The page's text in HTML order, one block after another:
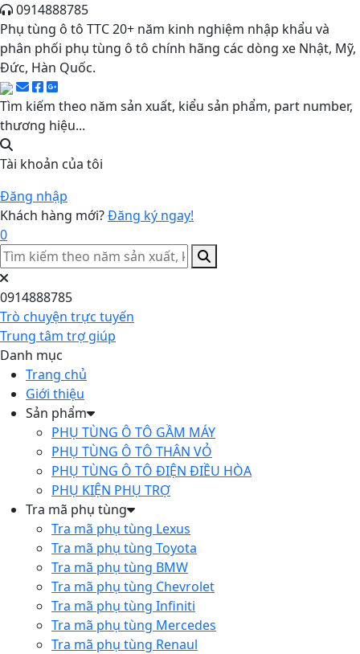
0914888785
Phụ tùng ô tô TTC 20+ năm kinh nghiệm nhập khẩu và
phân phối phụ tùng ô tô chính hãng các dòng xe Nhật, Mỹ,
Đức, Hàn Quốc.
Tìm kiếm theo năm sản xuất, kiểu sản phẩm, part number,
thương hiệu...
Tài khoản của tôi
Đăng nhập
Khách hàng mới?Đăng ký ngay!
0
0914888785
Trò chuyện trực tuyến
Trung tâm trợ giúp
Danh mục
Trang chủ
Giới thiệu
Sản phẩm
PHỤ TÙNG Ô TÔ GẦM MÁY
PHỤ TÙNG Ô TÔ THÂN VỎ
PHỤ TÙNG Ô TÔ ĐIỆN ĐIỀU HÒA
PHỤ KIỆN PHỤ TRỢ
Tra mã phụ tùng
Tra mã phụ tùng Lexus
Tra mã phụ tùng Toyota
Tra mã phụ tùng BMW
Tra mã phụ tùng Chevrolet
Tra mã phụ tùng Infiniti
Tra mã phụ tùng Mercedes
Tra mã phụ tùng Renaul